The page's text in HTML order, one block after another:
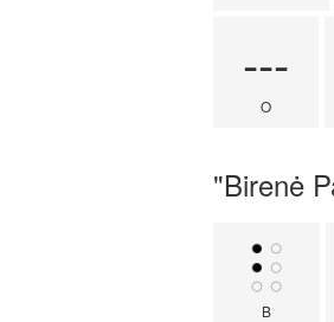
---
O
"Birenė
B